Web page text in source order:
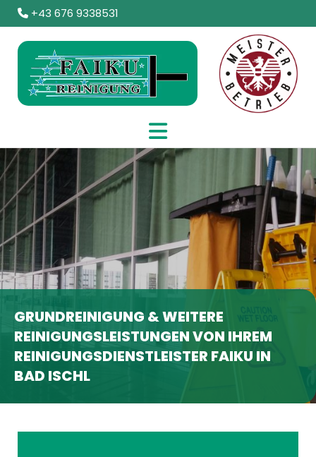
 +43 676 9338531
GRUNDREINIGUNG & WEITERE
REINIGUNGSLEISTUNGEN VON IHREM
REINIGUNGSDIENSTLEISTER FAIKU IN
BAD ISCHL